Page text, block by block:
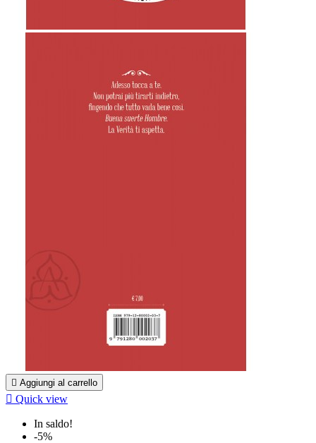
 Aggiungi al carrello
 Quick view
In saldo!
-5%